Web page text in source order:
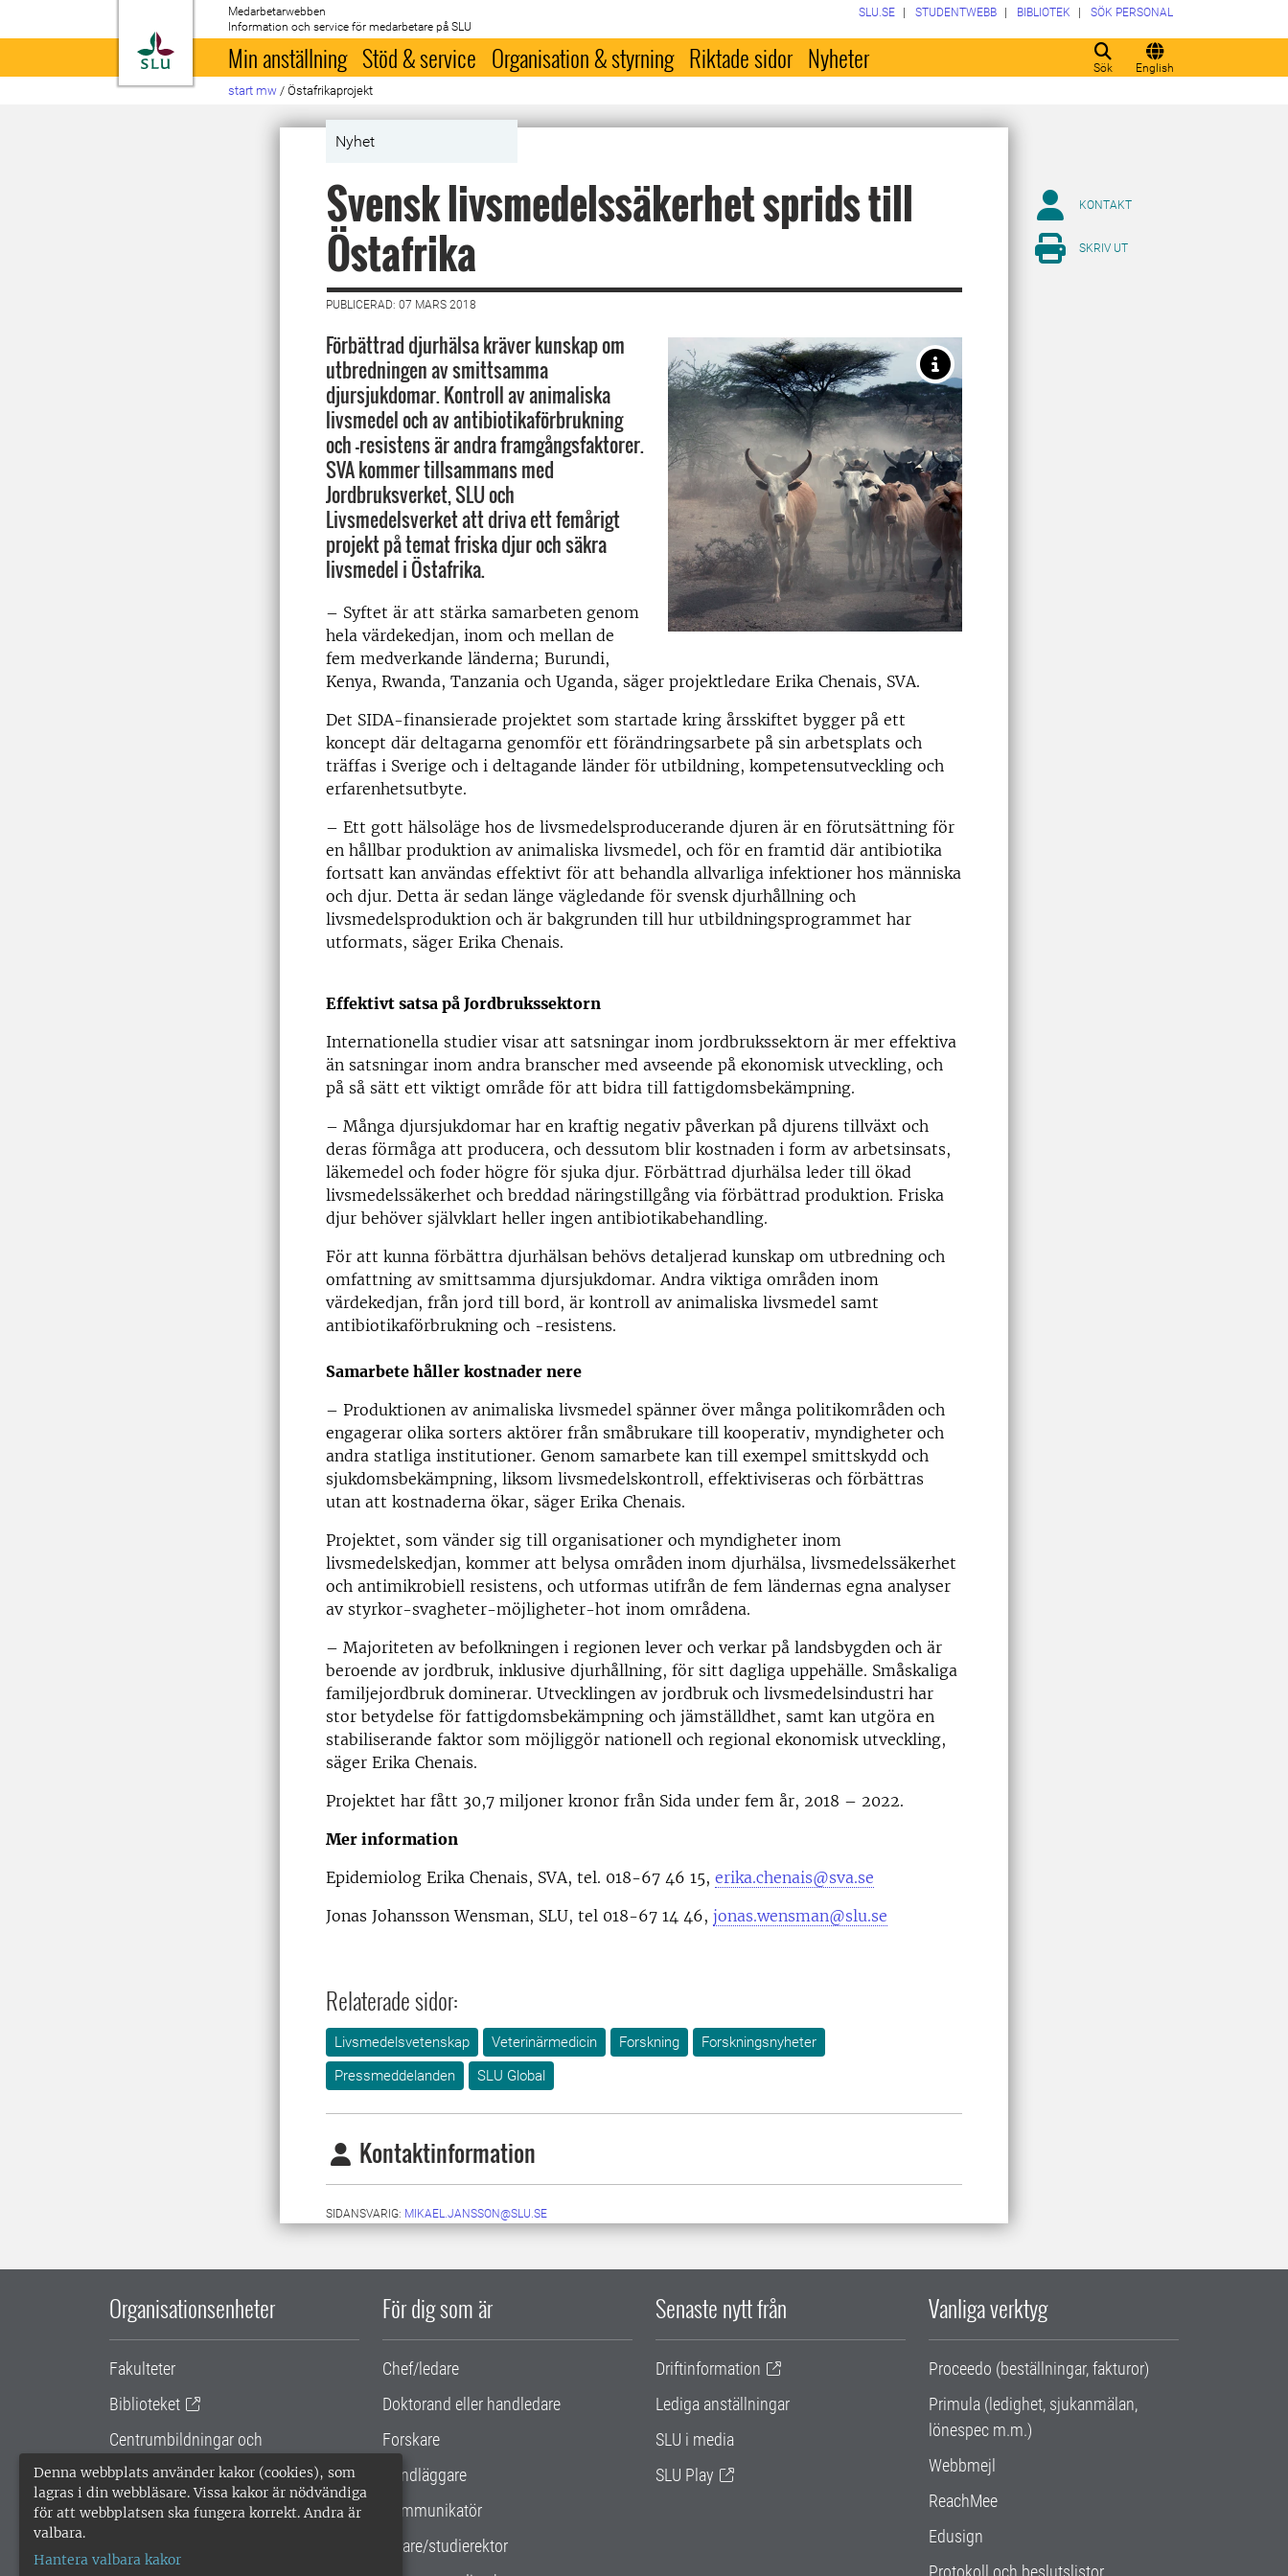
Denna webbplats använder kakor (cookies), som
lagras i din webbläsare. Vissa kakor är nödvändiga
för att webbplatsen ska fungera korrekt. Andra är
valbara.
Hantera valbara kakor
Till startsida
Medarbetarwebben
Information och service för medarbetare på SLU
Sök English
SLU.SE STUDENTWEBB BIBLIOTEK SÖK PERSONAL
Min anställning Stöd & service Organisation & styrning Riktade sidor Nyheter
start mw / Östafrikaprojekt
Nyhet
Svensk livsmedelssäkerhet sprids till
Östafrika
PUBLICERAD: 07 MARS 2018
Förbättrad djurhälsa kräver kunskap om
utbredningen av smittsamma
djursjukdomar. Kontroll av animaliska
livsmedel och av antibiotikaförbrukning
och -resistens är andra framgångsfaktorer.
SVA kommer tillsammans med
Jordbruksverket, SLU och
Livsmedelsverket att driva ett femårigt
projekt på temat friska djur och säkra
livsmedel i Östafrika.
– Syftet är att stärka samarbeten genom
hela värdekedjan, inom och mellan de
fem medverkande länderna; Burundi,
Kenya, Rwanda, Tanzania och Uganda, säger projektledare Erika Chenais, SVA.
Det SIDA-finansierade projektet som startade kring årsskiftet bygger på ett
koncept där deltagarna genomför ett förändringsarbete på sin arbetsplats och
träffas i Sverige och i deltagande länder för utbildning, kompetensutveckling och
erfarenhetsutbyte.
– Ett gott hälsoläge hos de livsmedelsproducerande djuren är en förutsättning för
en hållbar produktion av animaliska livsmedel, och för en framtid där antibiotika
fortsatt kan användas effektivt för att behandla allvarliga infektioner hos människa
och djur. Detta är sedan länge vägledande för svensk djurhållning och
livsmedelsproduktion och är bakgrunden till hur utbildningsprogrammet har
utformats, säger Erika Chenais.
Effektivt satsa på Jordbrukssektorn
Internationella studier visar att satsningar inom jordbrukssektorn är mer effektiva
än satsningar inom andra branscher med avseende på ekonomisk utveckling, och
på så sätt ett viktigt område för att bidra till fattigdomsbekämpning.
– Många djursjukdomar har en kraftig negativ påverkan på djurens tillväxt och
deras förmåga att producera, och dessutom blir kostnaden i form av arbetsinsats,
läkemedel och foder högre för sjuka djur. Förbättrad djurhälsa leder till ökad
livsmedelssäkerhet och breddad näringstillgång via förbättrad produktion. Friska
djur behöver självklart heller ingen antibiotikabehandling.
För att kunna förbättra djurhälsan behövs detaljerad kunskap om utbredning och
omfattning av smittsamma djursjukdomar. Andra viktiga områden inom
värdekedjan, från jord till bord, är kontroll av animaliska livsmedel samt
antibiotikaförbrukning och -resistens.
Samarbete håller kostnader nere
– Produktionen av animaliska livsmedel spänner över många politikområden och
engagerar olika sorters aktörer från småbrukare till kooperativ, myndigheter och
andra statliga institutioner. Genom samarbete kan till exempel smittskydd och
sjukdomsbekämpning, liksom livsmedelskontroll, effektiviseras och förbättras
utan att kostnaderna ökar, säger Erika Chenais.
Projektet, som vänder sig till organisationer och myndigheter inom
livsmedelskedjan, kommer att belysa områden inom djurhälsa, livsmedelssäkerhet
och antimikrobiell resistens, och utformas utifrån de fem ländernas egna analyser
av styrkor-svagheter-möjligheter-hot inom områdena.
– Majoriteten av befolkningen i regionen lever och verkar på landsbygden och är
beroende av jordbruk, inklusive djurhållning, för sitt dagliga uppehälle. Småskaliga
familjejordbruk dominerar. Utvecklingen av jordbruk och livsmedelsindustri har
stor betydelse för fattigdomsbekämpning och jämställdhet, samt kan utgöra en
stabiliserande faktor som möjliggör nationell och regional ekonomisk utveckling,
säger Erika Chenais.
Projektet har fått 30,7 miljoner kronor från Sida under fem år, 2018 – 2022.
Mer information
Epidemiolog Erika Chenais, SVA, tel. 018-67 46 15, erika.chenais@sva.se
Jonas Johansson Wensman, SLU, tel 018-67 14 46, jonas.wensman@slu.se
Relaterade sidor:
Livsmedelsvetenskap Veterinärmedicin Forskning
Forskningsnyheter
Pressmeddelanden
SLU Global
Kontaktinformation
SIDANSVARIG: MIKAEL.JANSSON@SLU.SE
KONTAKT
SKRIV UT
Organisationsenheter
Fakulteter
Biblioteket
Centrumbildningar och
samarbetsprojekt
Gemensamma verksamhetsstödet
För dig som är
Chef/ledare
Doktorand eller handledare
Forskare
Handläggare
Kommunikatör
Lärare/studierektor
Senaste nytt från
Driftinformation
Lediga anställningar
SLU i media
SLU Play
Vanliga verktyg
Proceedo (beställningar, fakturor)
Primula (ledighet, sjukanmälan,
lönespec m.m.)
Webbmejl
ReachMee
Edusign
Protokoll och beslutslistor